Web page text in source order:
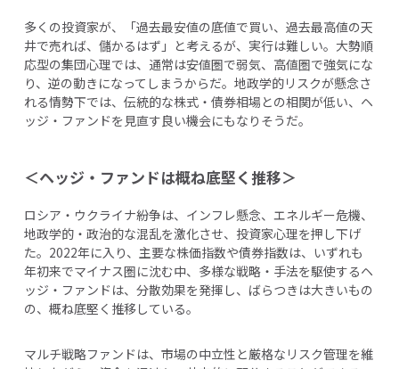
多くの投資家が、「過去最安値の底値で買い、過去最高値の天
井で売れば、儲かるはず」と考えるが、実行は難しい。大勢順
応型の集団心理では、通常は安値圏で弱気、高値圏で強気にな
り、逆の動きになってしまうからだ。地政学的リスクが懸念さ
れる情勢下では、伝統的な株式・債券相場との相関が低い、ヘ
ッジ・ファンドを見直す良い機会にもなりそうだ。
＜ヘッジ・ファンドは概ね底堅く推移＞
ロシア・ウクライナ紛争は、インフレ懸念、エネルギー危機、
地政学的・政治的な混乱を激化させ、投資家心理を押し下げ
た。2022年に入り、主要な株価指数や債券指数は、いずれも
年初来でマイナス圏に沈む中、多様な戦略・手法を駆使するヘ
ッジ・ファンドは、分散効果を発揮し、ばらつきは大きいもの
の、概ね底堅く推移している。
マルチ戦略ファンドは、市場の中立性と厳格なリスク管理を維